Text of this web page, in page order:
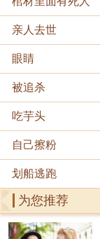
亲人去世
眼睛
被追杀
吃芋头
自己擦粉
划船逃跑
为您推荐